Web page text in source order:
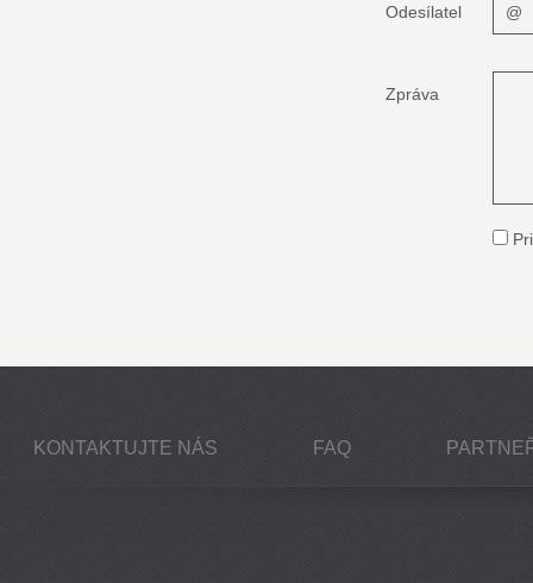
Odesílatel
Zpráva
KONTAKTUJTE NÁS FAQ